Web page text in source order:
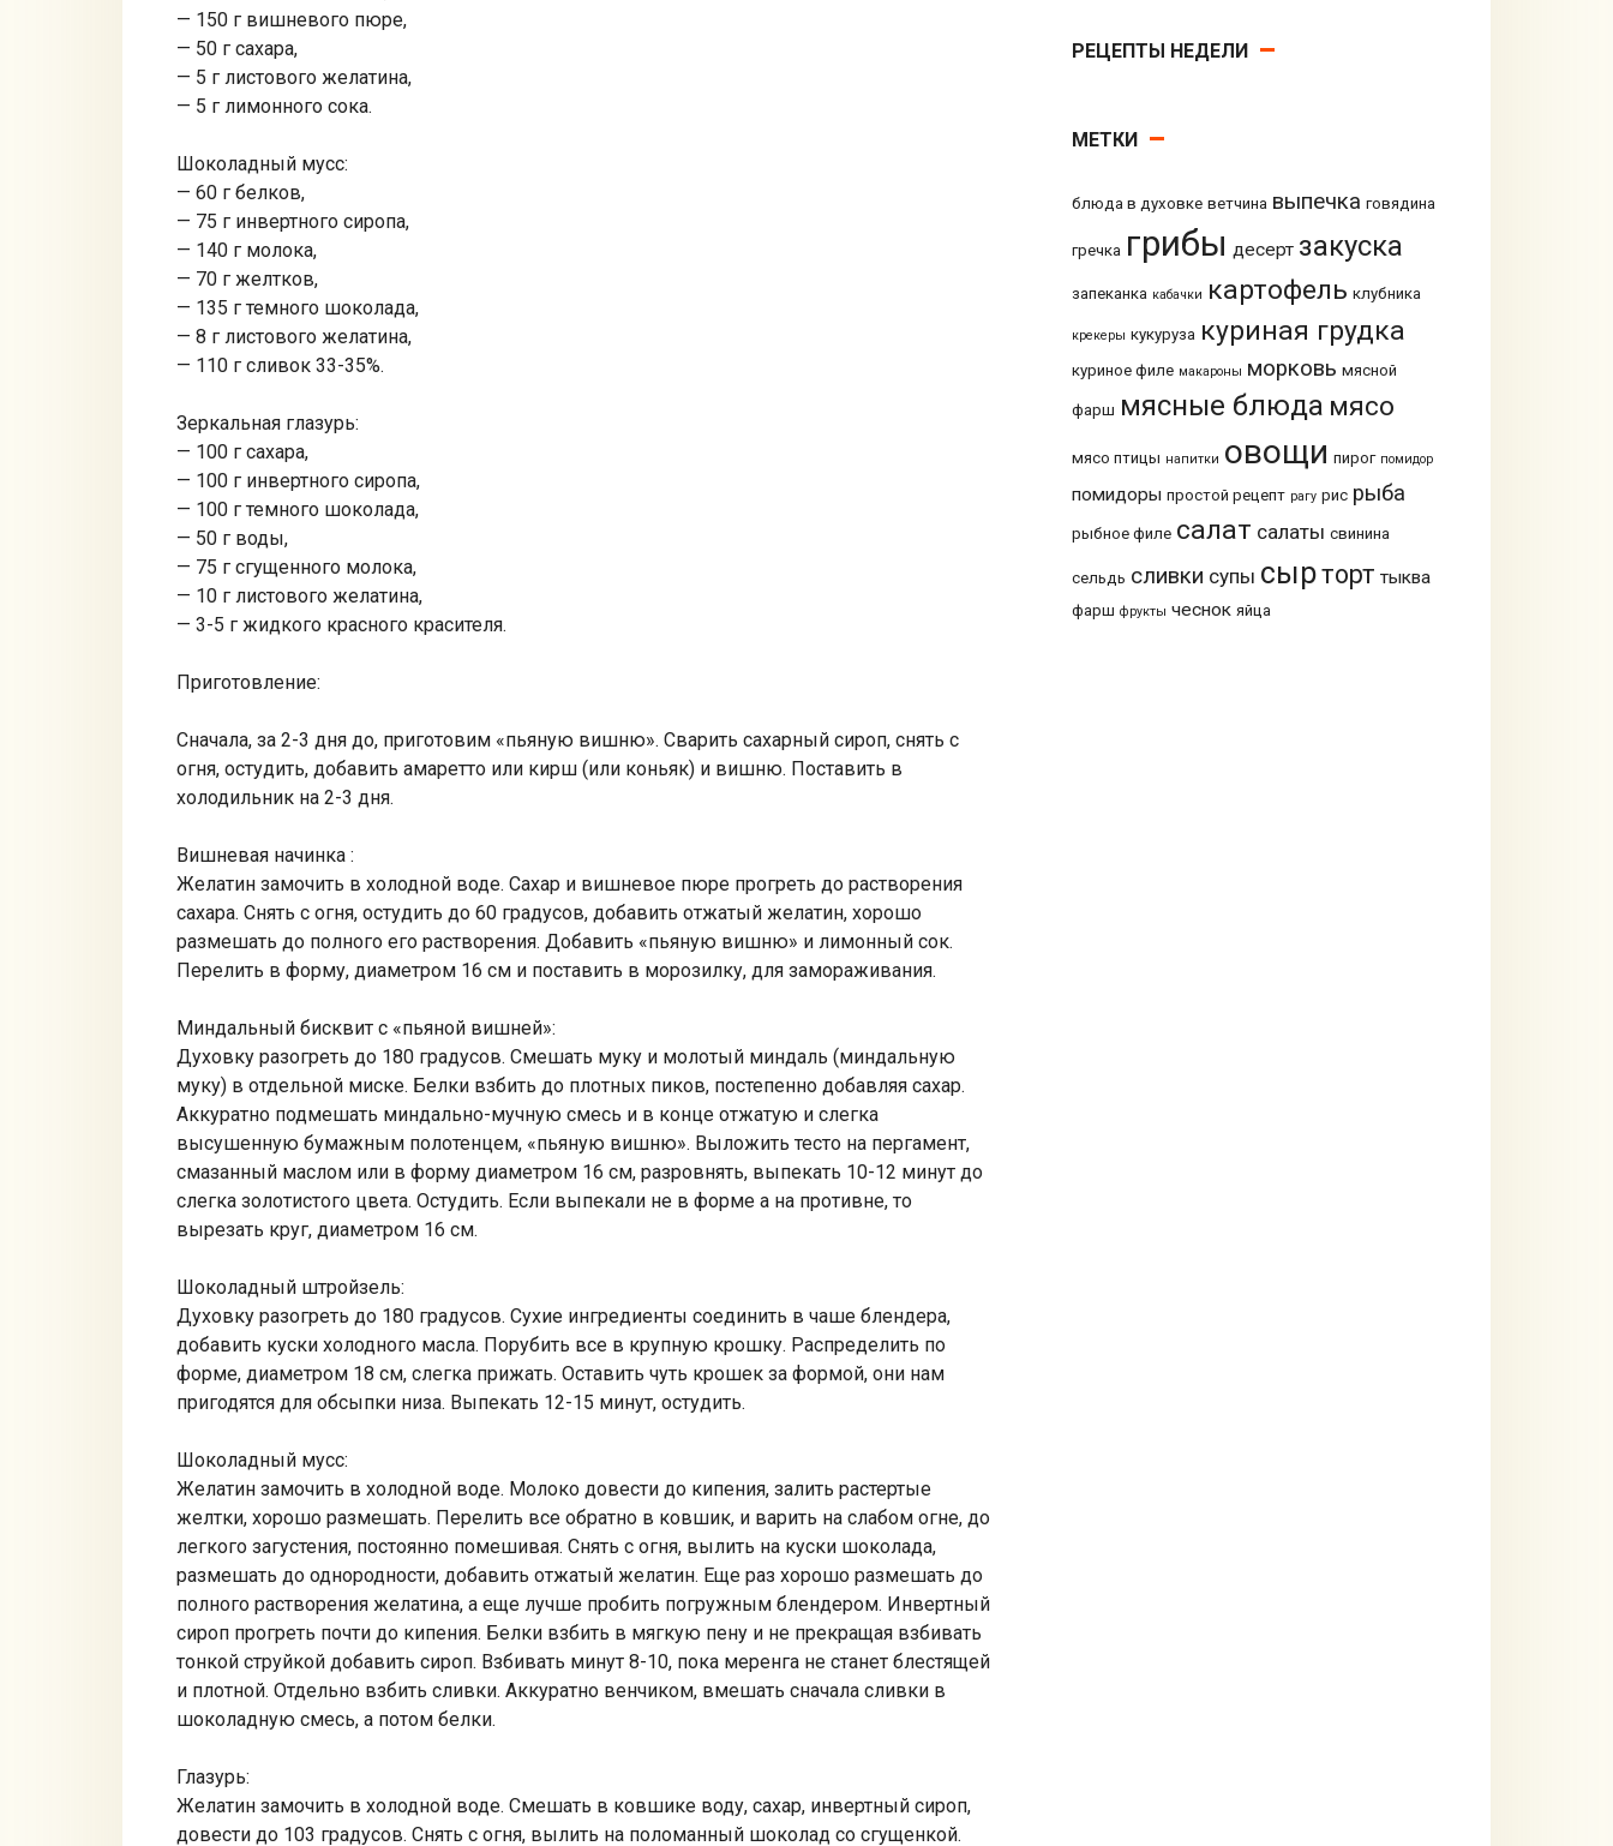
— 150 г вишневого пюре,
— 50 г сахара,
— 5 г листового желатина,
— 5 г лимонного сока.
Шоколадный мусс:
— 60 г белков,
— 75 г инвертного сиропа,
— 140 г молока,
— 70 г желтков,
— 135 г темного шоколада,
— 8 г листового желатина,
— 110 г сливок 33-35%.
Зеркальная глазурь:
— 100 г сахара,
— 100 г инвертного сиропа,
— 100 г темного шоколада,
— 50 г воды,
— 75 г сгущенного молока,
— 10 г листового желатина,
— 3-5 г жидкого красного красителя.
Приготовление:
Сначала, за 2-3 дня до, приготовим «пьяную вишню». Сварить сахарный сироп, снять с
огня, остудить, добавить амаретто или кирш (или коньяк) и вишню. Поставить в
холодильник на 2-3 дня.
Вишневая начинка :
Желатин замочить в холодной воде. Сахар и вишневое пюре прогреть до растворения
сахара. Снять с огня, остудить до 60 градусов, добавить отжатый желатин, хорошо
размешать до полного его растворения. Добавить «пьяную вишню» и лимонный сок.
Перелить в форму, диаметром 16 см и поставить в морозилку, для замораживания.
Миндальный бисквит с «пьяной вишней»:
Духовку разогреть до 180 градусов. Смешать муку и молотый миндаль (миндальную
муку) в отдельной миске. Белки взбить до плотных пиков, постепенно добавляя сахар.
Аккуратно подмешать миндально-мучную смесь и в конце отжатую и слегка
высушенную бумажным полотенцем, «пьяную вишню». Выложить тесто на пергамент,
смазанный маслом или в форму диаметром 16 см, разровнять, выпекать 10-12 минут до
слегка золотистого цвета. Остудить. Если выпекали не в форме а на противне, то
вырезать круг, диаметром 16 см.
Шоколадный штройзель:
Духовку разогреть до 180 градусов. Сухие ингредиенты соединить в чаше блендера,
добавить куски холодного масла. Порубить все в крупную крошку. Распределить по
форме, диаметром 18 см, слегка прижать. Оставить чуть крошек за формой, они нам
пригодятся для обсыпки низа. Выпекать 12-15 минут, остудить.
Шоколадный мусс:
Желатин замочить в холодной воде. Молоко довести до кипения, залить растертые
желтки, хорошо размешать. Перелить все обратно в ковшик, и варить на слабом огне, до
легкого загустения, постоянно помешивая. Снять с огня, вылить на куски шоколада,
размешать до однородности, добавить отжатый желатин. Еще раз хорошо размешать до
полного растворения желатина, а еще лучше пробить погружным блендером. Инвертный
сироп прогреть почти до кипения. Белки взбить в мягкую пену и не прекращая взбивать
тонкой струйкой добавить сироп. Взбивать минут 8-10, пока меренга не станет блестящей
и плотной. Отдельно взбить сливки. Аккуратно венчиком, вмешать сначала сливки в
шоколадную смесь, а потом белки.
Глазурь:
Желатин замочить в холодной воде. Смешать в ковшике воду, сахар, инвертный сироп,
довести до 103 градусов. Снять с огня, вылить на поломанный шоколад со сгущенкой.
РЕЦЕПТЫ НЕДЕЛИ
МЕТКИ
блюда в духовке ветчина выпечка говядина
гречка грибы десерт закуска
запеканка кабачки картофель клубника
крекеры кукуруза куриная грудка
куриное филе макароны морковь мясной
фарш мясные блюда мясо
мясо птицы напитки овощи пирог помидор
помидоры простой рецепт рагу рис рыба
рыбное филе салат салаты свинина
сельдь сливки супы сырторт тыква
фарш фрукты чеснок яйца